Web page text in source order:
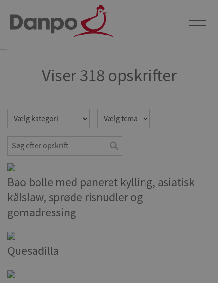
Opskrifter
Dyk ned i vores verden af fristende kyllingeopskrifter og lad dig
Viser 318 opskrifter
Bao bolle med paneret kylling, asiatisk
kålslaw, sprøde risnudler og
gomadressing
Quesadilla